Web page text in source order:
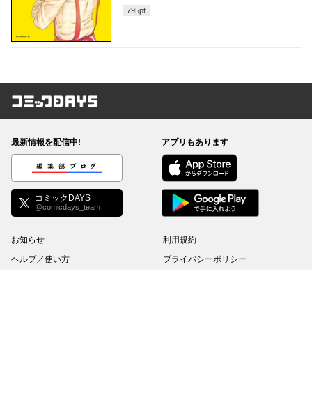
795pt
コミックDAYS
最新情報を配信中!
編集部ブログ
コミックDAYS
@comicdays_team
アプリもあります
お知らせ
ヘルプ／使い方
利用規約
プライバシーポリシー